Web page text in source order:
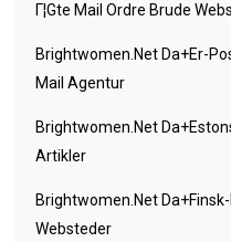
Г¦gte Mail Ordre Brude
Brightwomen.net Da+er-
Mail Agentur
Brightwomen.net
Artikler
Brightwomen.net Da+finsk-
Websteder